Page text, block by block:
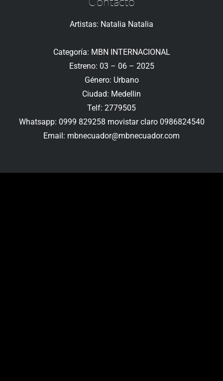
Artistas: Natalia Natalia
Categoría: MBN INTERNACIONAL
Estreno: 03 – 06 – 2025
Género: Urbano
Ciudad: Medellin
Telf: 2779505
Whatsapp: 0999 829258 movistar claro 0986824540
Email: mbnecuador@mbnecuador.com